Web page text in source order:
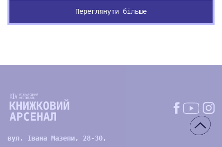
Переглянути більше
вул. Івана Мазепи, 28-30,